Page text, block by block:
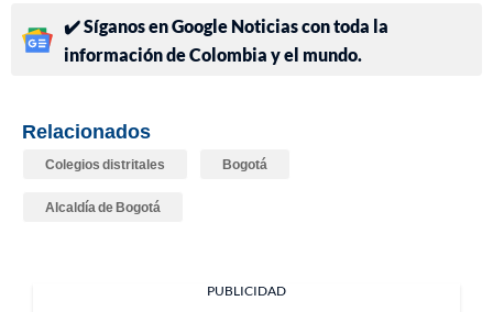
✔️ Síganos en Google Noticias con toda la
información de Colombia y el mundo.
Relacionados
Colegios distritales Bogotá
Alcaldía de Bogotá
PUBLICIDAD